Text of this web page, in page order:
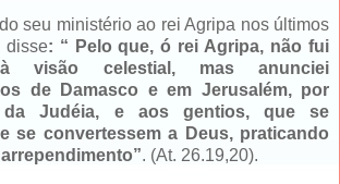
seu ministério ao rei Agripa nos últimos
disse: “ Pelo que, ó rei Agripa, não fui
à visão celestial, mas anunciei
de Damasco e em Jerusalém, por
Judéia, e aos gentios, que se
se convertessem a Deus, praticando
. (At. 26.19,20).